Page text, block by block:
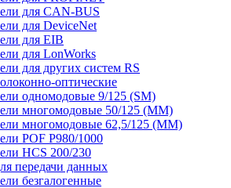
для CAN-BUS
для DeviceNet
для EIB
для LonWorks
для других систем RS
оптические
одномодовые 9/125 (SM)
многомодовые 50/125 (ММ)
многомодовые 62,5/125 (ММ)
POF P980/1000
HCS 200/230
передачи данных
безгалогенные